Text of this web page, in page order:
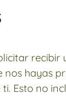
hayas
Esto no